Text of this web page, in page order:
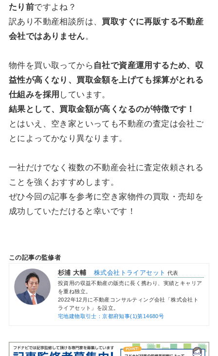
たり前ですよね？
訳あり不動産相談所は、 買取すぐに再販する不動産
会社ではありません。
物件を買い取ってから 自社で資産運用するため、収
益性が高くなり、買取金額を上げても採算がとれる
仕組みを採用 しています。
結果として、買取金額が高くなるのが特徴です！
とはいえ、空き家といっても不動産の査定は会社ご
とによってかなり異なります。
一社だけでなく複数の不動産会社に査定依頼される
ことを強くおすすめします。
ぜひ今回の記事を参考に空き家物件の買取・売却を
成功していただけると幸いです！
この記事の監修者
杉浦 大輔 株式会社トライアセット 代表
投資用の収益不動産の販売に長く携わり、実績とキャリア
を重ね独立。
2022年12月に不動産コンサルティング会社「株式会社ト
ライアセット」を設立。
宅地建物取引士：京都府知事(1)第14680号